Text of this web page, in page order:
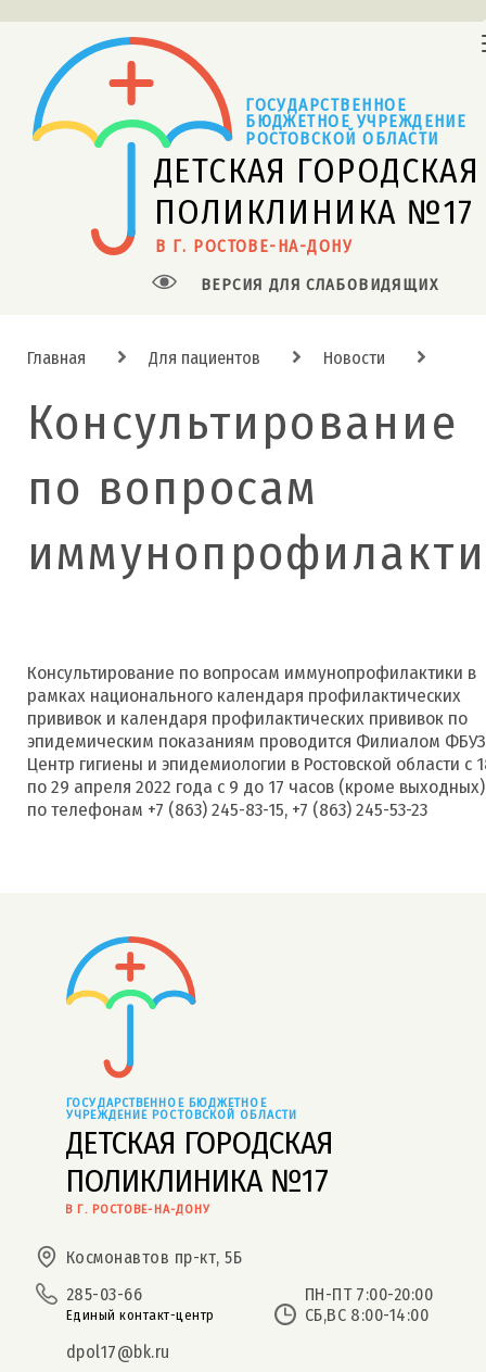
ДЕТСКАЯ
ПОЛИКЛИНИКА №17
ГОСУДАРСТВЕННОЕ
БЮДЖЕТНОЕ УЧРЕЖДЕНИЕ
РОСТОВСКОЙ ОБЛАСТИ
В Г. РОСТОВЕ-НА-ДОНУ
ВЕРСИЯ ДЛЯ СЛАБОВИДЯЩИХ
Главная Для пациентов Новости
Консультирование
по вопросам
Консультирование по вопросам иммунопрофилактики в
рамках национального календаря профилактических
прививок и календаря профилактических прививок по
эпидемическим показаниям проводится Филиалом ФБУЗ
Центр гигиены и эпидемиологии в Ростовской области с
по 29 апреля 2022 года с 9 до 17 часов (кроме выходных)
по телефонам +7 (863) 245-83-15, +7 (863) 245-53-23
ДЕТСКАЯ ГОРОДСКАЯ
ПОЛИКЛИНИКА №17
ГОСУДАРСТВЕННОЕ БЮДЖЕТНОЕ
УЧРЕЖДЕНИЕ РОСТОВСКОЙ ОБЛАСТИ
В Г. РОСТОВЕ-НА-ДОНУ
Космонавтов пр-кт, 5Б
285-03-66
Единый контакт-центр
ПН-ПТ 7:00-20:00
СБ,ВС 8:00-14:00
dpol17@bk.ru